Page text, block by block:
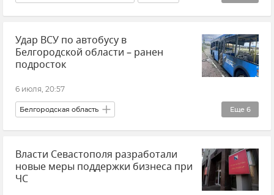
Азовское море Черное море
Атаки ВСУ Атаки ВСУ на Крым
Удар ВСУ по автобусу в
Белгородской области – ранен
подросток
6 июля, 20:57
Еще 6
Белгородская область
Обстрелы Белгородской области Атаки ВСУ
Происшествия Обстрелы ВСУ
Новости Беспилотник (БПЛА, дрон)
Власти Севастополя разработали
новые меры поддержки бизнеса при
ЧС